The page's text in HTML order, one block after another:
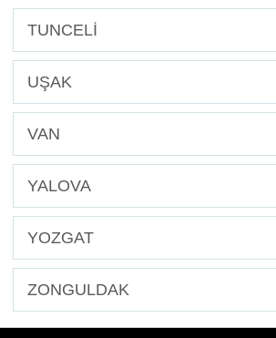
TUNCELİ
UŞAK
VAN
YALOVA
YOZGAT
ZONGULDAK